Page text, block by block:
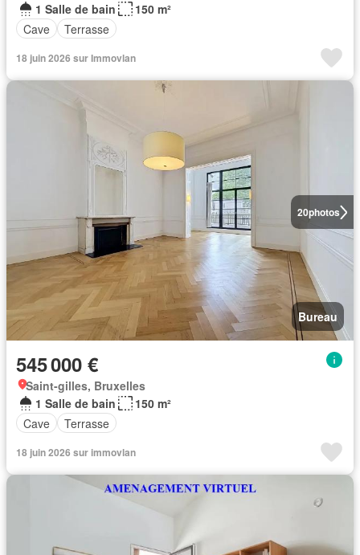
1 Salle de bain
150 m²
Cave
Terrasse
18 juin 2026 sur Immovlan
20photos
Bureau
545 000 €
Saint-gilles, Bruxelles
1 Salle de bain
150 m²
Cave
Terrasse
18 juin 2026 sur immovlan